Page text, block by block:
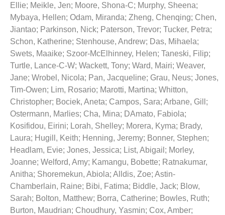
Ellie; Meikle, Jen; Moore, Shona-C; Murphy, Sheena;
Mybaya, Hellen; Odam, Miranda; Zheng, Chenqing; Chen,
Jiantao; Parkinson, Nick; Paterson, Trevor; Tucker, Petra;
Schon, Katherine; Stenhouse, Andrew; Das, Mihaela;
Swets, Maaike; Szoor-McElhinney, Helen; Taneski, Filip;
Turtle, Lance-C-W; Wackett, Tony; Ward, Mairi; Weaver,
Jane; Wrobel, Nicola; Pan, Jacqueline; Grau, Neus; Jones,
Tim-Owen; Lim, Rosario; Marotti, Martina; Whitton,
Christopher; Bociek, Aneta; Campos, Sara; Arbane, Gill ;
Ostermann, Marlies; Cha, Mina; DAmato, Fabiola;
Kosifidou, Eirini; Lorah, Shelley; Morera, Kyma; Brady,
Laura; Hugill, Keith; Henning, Jeremy; Bonner, Stephen;
Headlam, Evie; Jones, Jessica; List, Abigail ; Morley,
Joanne; Welford, Amy; Kamangu, Bobette; Ratnakumar,
Anitha; Shoremekun, Abiola; Alldis, Zoe; Astin-
Chamberlain, Raine; Bibi, Fatima; Biddle, Jack; Blow,
Sarah; Bolton, Matthew; Borra, Catherine; Bowles, Ruth;
Burton, Maudrian; Choudhury, Yasmin; Cox, Amber;